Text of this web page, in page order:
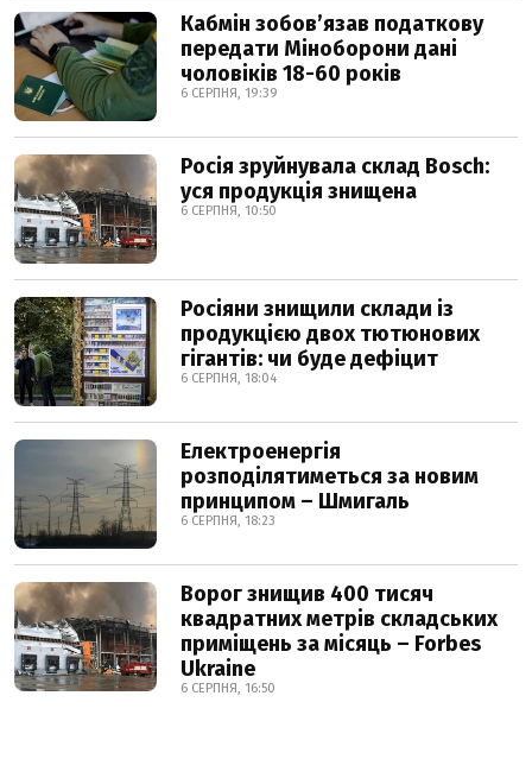
Кабмін зобовʼязав податкову
передати Міноборони дані
чоловіків 18-60 років
6 СЕРПНЯ, 19:39
Росія зруйнувала склад Bosch:
уся продукція знищена
6 СЕРПНЯ, 10:50
Росіяни знищили склади із
продукцією двох тютюнових
гігантів: чи буде дефіцит
6 СЕРПНЯ, 18:04
Електроенергія
розподілятиметься за новим
принципом – Шмигаль
6 СЕРПНЯ, 18:23
Ворог знищив 400 тисяч
квадратних метрів складських
приміщень за місяць – Forbes
Ukraine
6 СЕРПНЯ, 16:50